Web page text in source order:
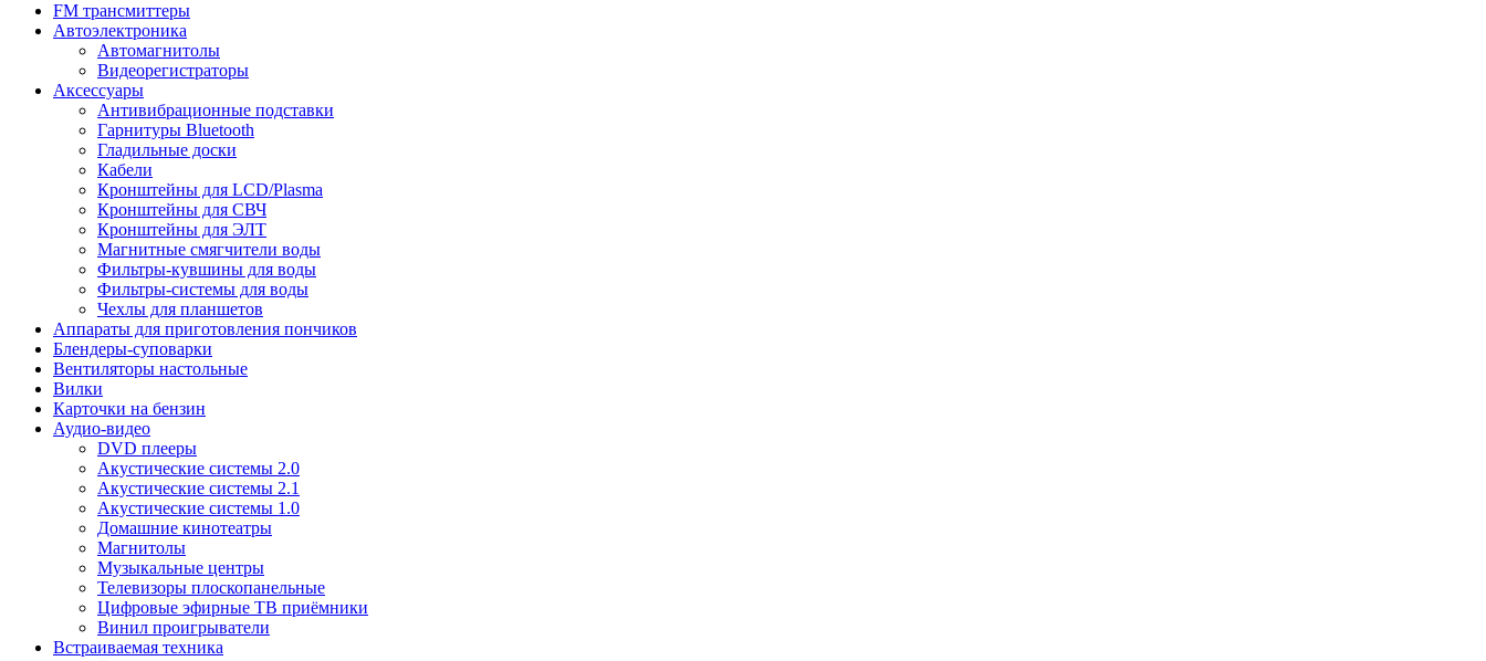
FM трансмиттеры
Автоэлектроника
Автомагнитолы
Видеорегистраторы
Аксессуары
Антивибрационные подставки
Гарнитуры Bluetooth
Гладильные доски
Кабели
Кронштейны для LCD/Plasma
Кронштейны для СВЧ
Кронштейны для ЭЛТ
Магнитные смягчители воды
Фильтры-кувшины для воды
Фильтры-системы для воды
Чехлы для планшетов
Аппараты для приготовления пончиков
Блендеры-суповарки
Вентиляторы настольные
Вилки
Карточки на бензин
Аудио-видео
DVD плееры
Акустические системы 2.0
Акустические системы 2.1
Акустические системы 1.0
Домашние кинотеатры
Магнитолы
Музыкальные центры
Телевизоры плоскопанельные
Цифровые эфирные ТВ приёмники
Винил проигрыватели
Встраиваемая техника